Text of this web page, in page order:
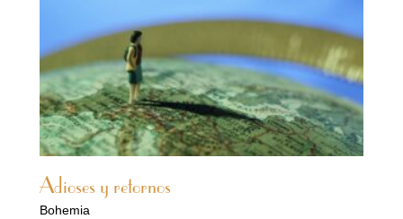
Adioses y retornos
Bohemia